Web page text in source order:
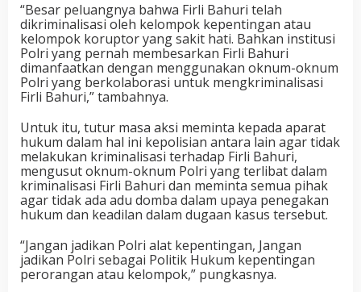
“Besar peluangnya bahwa Firli Bahuri telah
dikriminalisasi oleh kelompok kepentingan atau
kelompok koruptor yang sakit hati. Bahkan institusi
Polri yang pernah membesarkan Firli Bahuri
dimanfaatkan dengan menggunakan oknum-oknum
Polri yang berkolaborasi untuk mengkriminalisasi
Firli Bahuri,” tambahnya.
Untuk itu, tutur masa aksi meminta kepada aparat
hukum dalam hal ini kepolisian antara lain agar tidak
melakukan kriminalisasi terhadap Firli Bahuri,
mengusut oknum-oknum Polri yang terlibat dalam
kriminalisasi Firli Bahuri dan meminta semua pihak
agar tidak ada adu domba dalam upaya penegakan
hukum dan keadilan dalam dugaan kasus tersebut.
“Jangan jadikan Polri alat kepentingan, Jangan
jadikan Polri sebagai Politik Hukum kepentingan
perorangan atau kelompok,” pungkasnya.